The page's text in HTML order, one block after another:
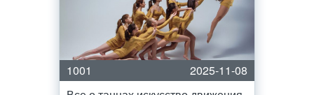
1001
2025-11-08